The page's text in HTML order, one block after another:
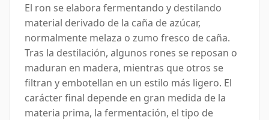
El ron se elabora fermentando y destilando
material derivado de la caña de azúcar,
normalmente melaza o zumo fresco de caña.
Tras la destilación, algunos rones se reposan o
maduran en madera, mientras que otros se
filtran y embotellan en un estilo más ligero. El
carácter final depende en gran medida de la
materia prima, la fermentación, el tipo de